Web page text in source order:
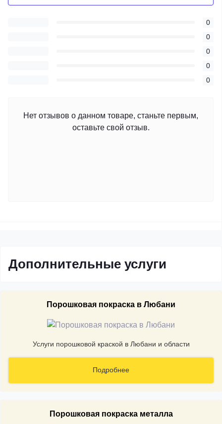
0
0
0
0
0
Нет отзывов о данном товаре, станьте первым,
оставьте свой отзыв.
Дополнительные услуги
Порошковая покраска в Любани
Услуги порошковой краской в Любани и области
Подробнее
Порошковая покраска металла